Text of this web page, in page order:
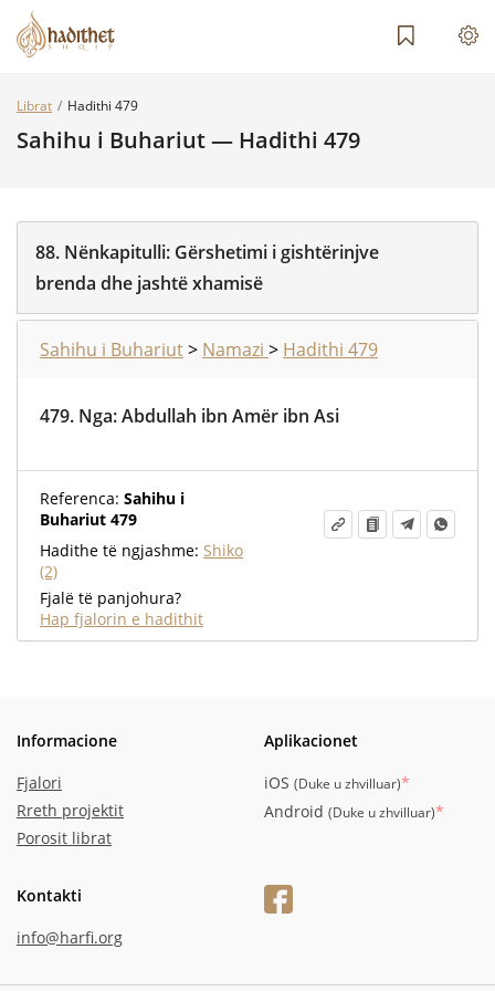
Librat Hadithi 479
Sahihu i Buhariut — Hadithi 479
88. Nënkapitulli: Gërshetimi i gishtërinjve
brenda dhe jashtë xhamisë
Sahihu i Buhariut> Namazi > Hadithi 479
479. Nga:Abdullah ibn Amër ibn Asi
Referenca: Sahihu i
Buhariut 479
Hadithe të ngjashme: Shiko
(2)
Fjalë të panjohura?
Hap fjalorin e hadithit
Informacione
Fjalori
Rreth projektit
Porosit librat
Aplikacionet
iOS (Duke u zhvilluar)*
Android (Duke u zhvilluar)*
Kontakti
info@harfi.org